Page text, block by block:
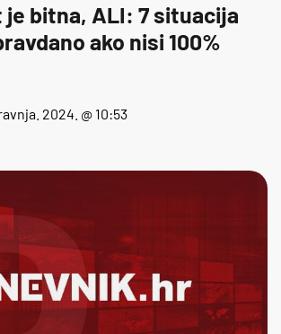
bitna, ALI: 7 situacija
ako nisi 100%
2024. @ 10:53